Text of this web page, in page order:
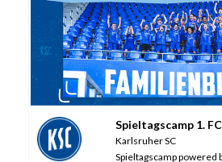
Spieltagscamp 1.
Karlsruher SC
Spieltagscamp powered